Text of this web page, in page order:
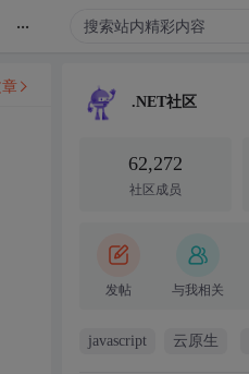
...
.NET社区
62,272
社区成员
发帖 与我相关
javascript 云原生